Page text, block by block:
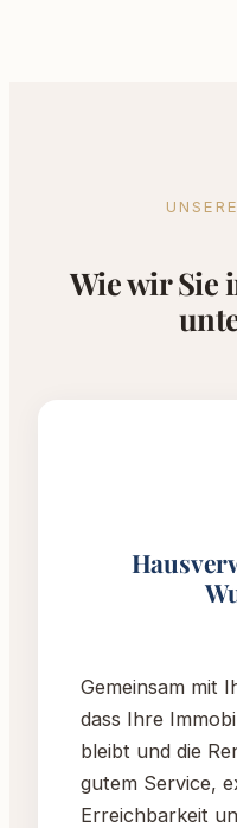
Wie wir Sie
Gemeinsam mit
dass Ihre
bleibt und die
gutem Service,
Erreichbarkeit